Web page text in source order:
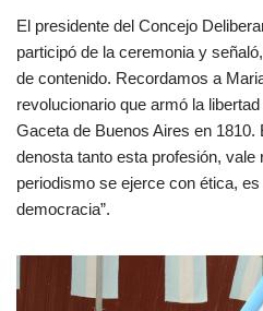
El presidente del Concejo
participó de la ceremonia y
de contenido. Recordamos a
revolucionario que armó la
Gaceta de Buenos Aires en
denosta tanto esta profesión, vale
periodismo se ejerce con ética,
democracia”.